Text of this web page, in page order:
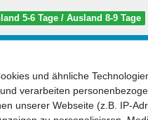
5-6 Tage / Ausland 8-9 Tage
und ähnliche
verarbeiten
unserer Webseite (z.B. IP-